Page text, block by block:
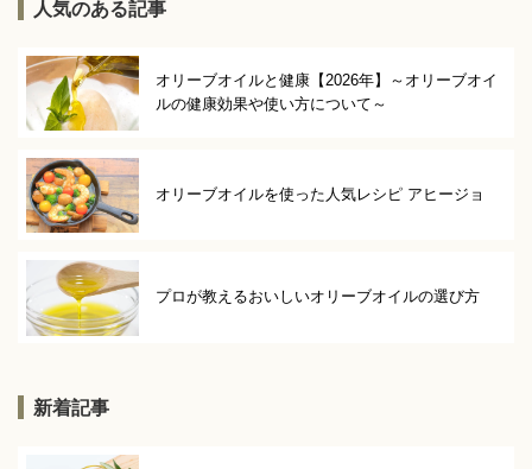
人気のある記事
オリーブオイルと健康【2026年】～オリーブオイ
ルの健康効果や使い方について～
オリーブオイルを使った人気レシピ アヒージョ
プロが教えるおいしいオリーブオイルの選び方
新着記事